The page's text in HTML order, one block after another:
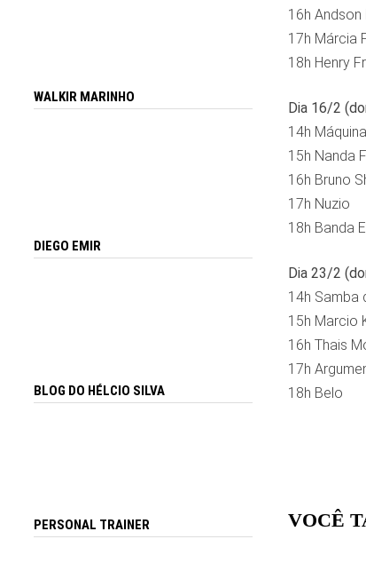
16h
17h Márcia
18h Henry
Dia 16/2
14h
15h Nanda
16h Bruno
17h Nuzio
18h Banda
Dia 23/2
14h Samba
15h Marcio
16h Thais
17h
18h Belo
VOCÊ
WALKIR MARINHO
DIEGO EMIR
BLOG DO HÉLCIO SILVA
PERSONAL TRAINER